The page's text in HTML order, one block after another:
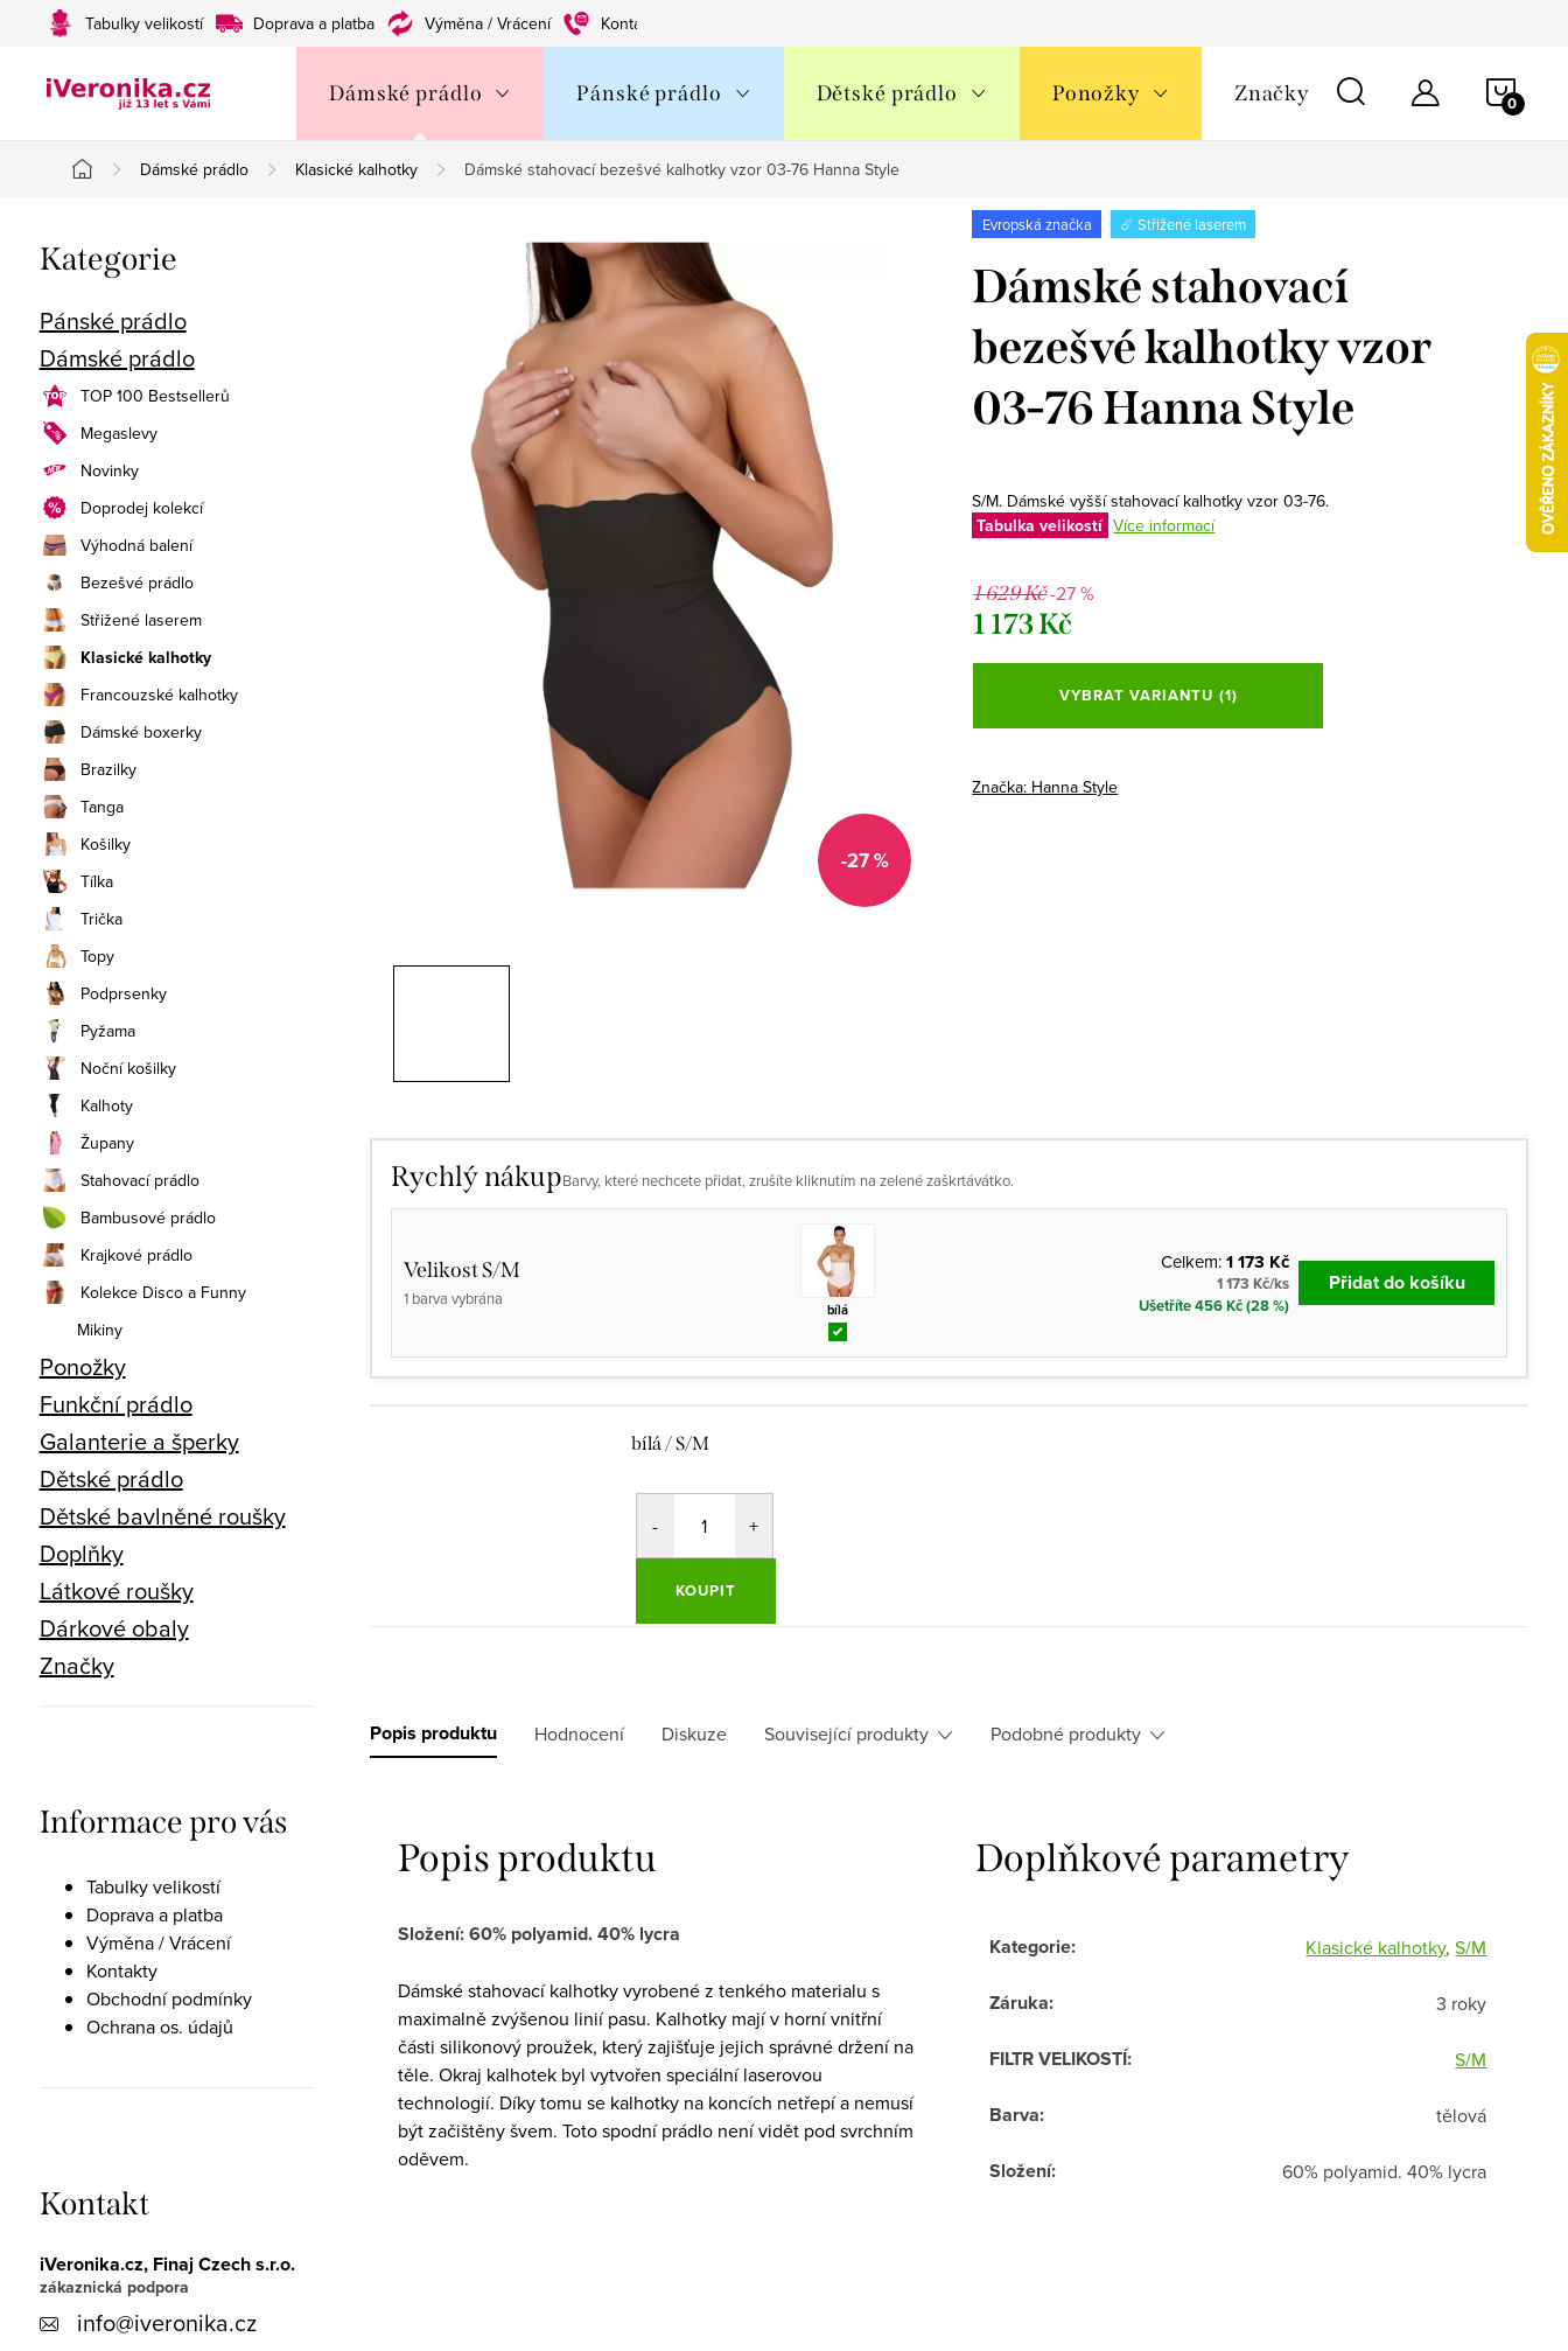
Tabulky velikostí Doprava a platba Výměna / Vrácení Kontakty
Dámské prádlo Pánské prádlo Dětské prádlo Ponožky Značky
Domů
Dámské prádlo Klasické kalhotky Dámské stahovací bezešvé kalhotky vzor 03-76 Hanna Style
o
s
t
r
a
n
n
í
p
a
n
e
l
Přeskočit
kategorie
Kategorie
Pánské prádlo
Dámské prádlo
TOP 100 Bestsellerů
Megaslevy
Novinky
Doprodej kolekcí
Výhodná balení
Bezešvé prádlo
Střižené laserem
Klasické kalhotky
Francouzské kalhotky
Dámské boxerky
Brazilky
Tanga
Košilky
Tílka
Trička
Topy
Podprsenky
Pyžama
Noční košilky
Kalhoty
Župany
Stahovací prádlo
Bambusové prádlo
Krajkové prádlo
Kolekce Disco a Funny
Mikiny
Ponožky
Funkční prádlo
Galanterie a šperky
Dětské prádlo
Dětské bavlněné roušky
Doplňky
Látkové roušky
Dárkové obaly
Značky
Informace pro vás
Tabulky velikostí
Doprava a platba
Výměna / Vrácení
Kontakty
Obchodní podmínky
Ochrana os. údajů
Kontakt
iVeronika.cz, Finaj Czech s.r.o.
info@iveronika.cz
-27 %
Evropská značka ☄️ Střižené laserem
Dámské stahovací
bezešvé kalhotky vzor
03-76 Hanna Style
S/M. Dámské vyšší stahovací kalhotky vzor 03-76.
Tabulka velikostí Více informací
1 629 Kč-27 %
1 173 Kč
Měrná
VYBRAT VARIANTU (1)
Značka: Hanna Style
Rychlý nákupBarvy, které nechcete přidat, zrušíte kliknutím na zelené zaškrtávátko.
Velikost S/M
1 barva vybrána
bílá
Celkem:1 173 Kč
1 173 Kč/ks
Ušetříte 456 Kč (28 %)
Přidat do košíku
bílá / S/M
KOUPIT
Popis produktu Hodnocení Diskuze Související produkty Podobné produkty
Popis produktu
Složení: 60% polyamid. 40% lycra
Dámské stahovací kalhotky vyrobené z tenkého materialu s
maximalně zvýšenou linií pasu. Kalhotky mají v horní vnitřní
části silikonový proužek, který zajišťuje jejich správné držení na
těle. Okraj kalhotek byl vytvořen speciální laserovou
technologií. Díky tomu se kalhotky na koncích netřepí a nemusí
být začištěny švem. Toto spodní prádlo není vidět pod svrchním
oděvem.
Doplňkové parametry
Kategorie: Klasické kalhotky,S/M
Záruka: 3 roky
FILTR VELIKOSTÍ: S/M
Barva: tělová
Složení: 60% polyamid. 40% lycra